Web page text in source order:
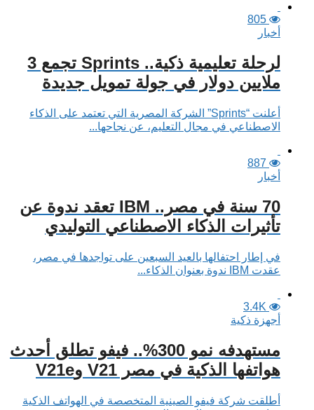
805
أخبار
لرحلة تعليمية ذكية.. Sprints تجمع 3
ملايين دولار في جولة تمويل جديدة
أعلنت “Sprints” الشركة المصرية التي تعتمد على الذكاء
الاصطناعي في مجال التعليم، عن نجاحها...
887
أخبار
70 سنة في مصر.. IBM تعقد ندوة عن
تأثيرات الذكاء الاصطناعي التوليدي
في إطار احتفالها بالعيد السبعين على تواجدها في مصر،
عقدت IBM ندوة بعنوان الذكاء...
3.4K
أجهزة ذكية
مستهدفه نمو 300%.. فيفو تطلق أحدث
هواتفها الذكية في مصر V21 وV21e
أطلقت شركة فيفو الصينية المتخصصة في الهواتف الذكية